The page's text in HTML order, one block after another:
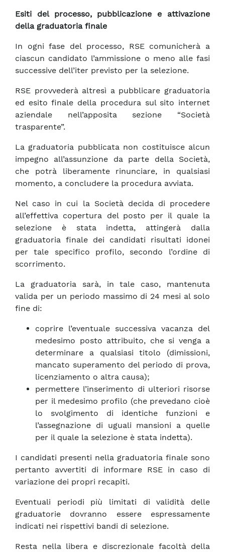
Esiti del processo, pubblicazione e attivazione
della graduatoria finale
In ogni fase del processo, RSE comunicherà a
ciascun candidato l’ammissione o meno alle fasi
successive dell’iter previsto per la selezione.
RSE provvederà altresì a pubblicare graduatoria
ed esito finale della procedura sul sito internet
aziendale nell’apposita sezione “Società
trasparente”.
La graduatoria pubblicata non costituisce alcun
impegno all’assunzione da parte della Società,
che potrà liberamente rinunciare, in qualsiasi
momento, a concludere la procedura avviata.
Nel caso in cui la Società decida di procedere
all’effettiva copertura del posto per il quale la
selezione è stata indetta, attingerà dalla
graduatoria finale dei candidati risultati idonei
per tale specifico profilo, secondo l’ordine di
scorrimento.
La graduatoria sarà, in tale caso, mantenuta
valida per un periodo massimo di 24 mesi al solo
fine di:
coprire l’eventuale successiva vacanza del
medesimo posto attribuito, che si venga a
determinare a qualsiasi titolo (dimissioni,
mancato superamento del periodo di prova,
licenziamento o altra causa);
permettere l’inserimento di ulteriori risorse
per il medesimo profilo (che prevedano cioè
lo svolgimento di identiche funzioni e
l’assegnazione di uguali mansioni a quelle
per il quale la selezione è stata indetta).
I candidati presenti nella graduatoria finale sono
pertanto avvertiti di informare RSE in caso di
variazione dei propri recapiti.
Eventuali periodi più limitati di validità delle
graduatorie dovranno essere espressamente
indicati nei rispettivi bandi di selezione.
Resta nella libera e discrezionale facoltà della